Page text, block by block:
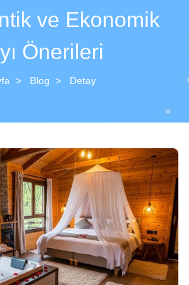
ve Ekonomik
Önerileri
Blog Detay